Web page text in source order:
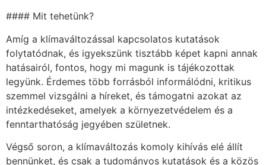
#### Mit tehetünk?
Amíg a klímaváltozással kapcsolatos kutatások
folytatódnak, és igyekszünk tisztább képet kapni annak
hatásairól, fontos, hogy mi magunk is tájékozottak
legyünk. Érdemes több forrásból informálódni, kritikus
szemmel vizsgálni a híreket, és támogatni azokat az
intézkedéseket, amelyek a környezetvédelem és a
fenntarthatóság jegyében születnek.
Végső soron, a klímaváltozás komoly kihívás elé állít
bennünket, és csak a tudományos kutatások és a közös